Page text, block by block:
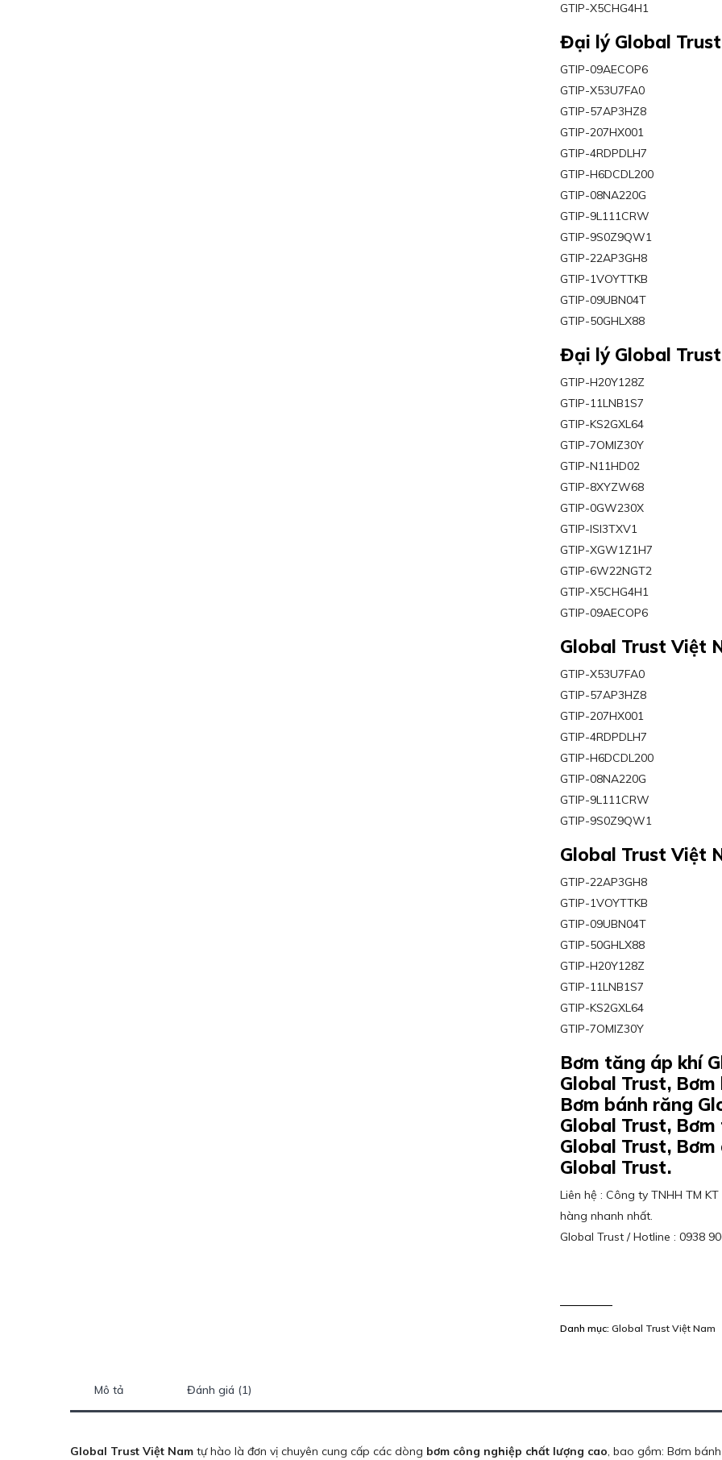
GTIP-X5CHG4H1
Đại lý Global
GTIP-09AECOP6
GTIP-X53U7FA0
GTIP-57AP3HZ8
GTIP-207HX001
GTIP-4RDPDLH7
GTIP-H6DCDL200
GTIP-08NA220G
GTIP-9L111CRW
GTIP-9S0Z9QW1
GTIP-22AP3GH8
GTIP-1VOYTTKB
GTIP-09UBN04T
GTIP-50GHLX88
Đại lý Global Trust
GTIP-H20Y128Z
GTIP-11LNB1S7
GTIP-KS2GXL64
GTIP-7OMIZ30Y
GTIP-N11HD02
GTIP-8XYZW68
GTIP-0GW230X
GTIP-ISI3TXV1
GTIP-XGW1Z1H7
GTIP-6W22NGT2
GTIP-X5CHG4H1
GTIP-09AECOP6
Global Trust Việt
GTIP-X53U7FA0
GTIP-57AP3HZ8
GTIP-207HX001
GTIP-4RDPDLH7
GTIP-H6DCDL200
GTIP-08NA220G
GTIP-9L111CRW
GTIP-9S0Z9QW1
Global Trust Việt
GTIP-22AP3GH8
GTIP-1VOYTTKB
GTIP-09UBN04T
GTIP-50GHLX88
GTIP-H20Y128Z
GTIP-11LNB1S7
GTIP-KS2GXL64
GTIP-7OMIZ30Y
Bơm tăng áp khí
Global Trust,
Bơm bánh răng
Global Trust,
Global Trust,
Global Trust.
Liên hệ : Công ty TNHH TM
hàng nhanh nhất.
Global Trust / Hotline : 0938
Danh mục:Global Trust Việt Nam
Mô tả Đánh giá (1)
Global Trust Việt Nam tự hào là đơn vị chuyên cung cấp các dòng bơm công nghiệp chất lượng cao, bao gồm: Bơm